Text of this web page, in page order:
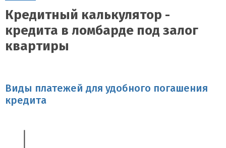
Кредитный калькулятор -
кредита в ломбарде под залог
квартиры
Виды платежей для удобного погашения
кредита